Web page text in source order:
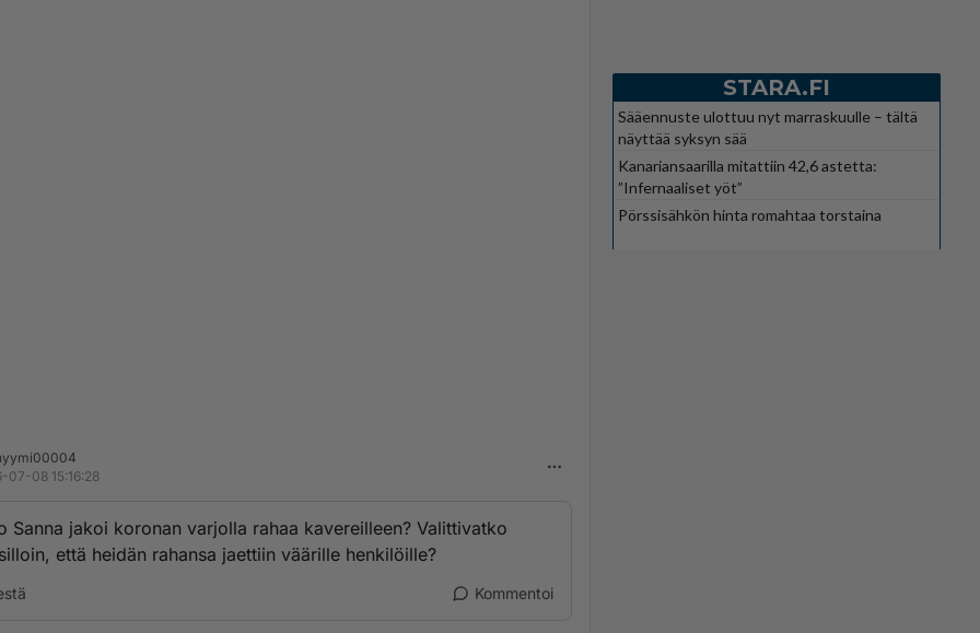
07-08 15:16:28
Sanna jakoi koronan varjolla rahaa kavereilleen? Valittivatko
että heidän rahansa jaettiin väärille henkilöille?
Kommentoi
STARA.FI
Sääennuste ulottuu nyt marraskuulle – tältä
näyttää syksyn sää
Kanariansaarilla mitattiin 42,6 astetta:
”Infernaaliset yöt”
Pörssisähkön hinta romahtaa torstaina